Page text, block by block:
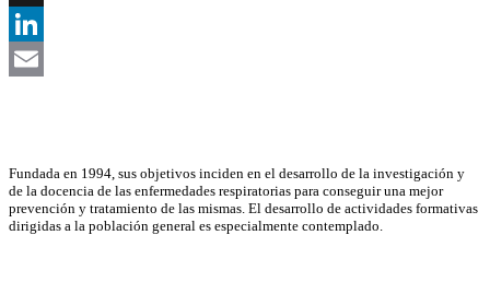
X
LinkedIn
Fundada en 1994, sus objetivos inciden en el desarrollo de la investigación y
de la docencia de las enfermedades respiratorias para conseguir una mejor
prevención y tratamiento de las mismas. El desarrollo de actividades formativas
dirigidas a la población general es especialmente contemplado.